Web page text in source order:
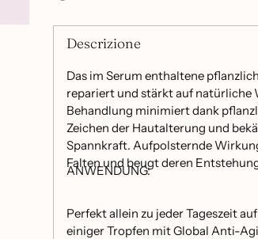
Descrizione
Das im Serum enthaltene
repariert und stärkt auf natürliche
Behandlung minimiert dank
Zeichen der Hautalterung und
Spannkraft. Aufpolsternde
Falten und beugt deren
ANWENDUNG:
Perfekt allein zu jeder Tageszeit
einiger Tropfen mit Global Anti-